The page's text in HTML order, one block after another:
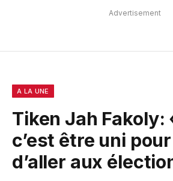
Advertisement
A LA UNE
Tiken Jah Fakoly:
c’est être uni
d’aller aux